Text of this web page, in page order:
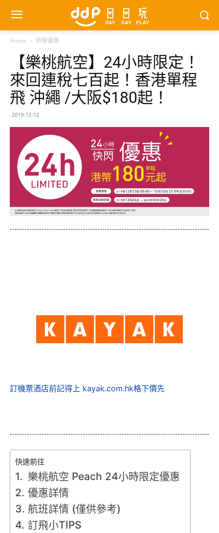
Home 熱爆優惠
【樂桃航空】24小時限定！
來回連稅七百起！香港單程
飛 沖繩 /大阪$180起！
2019-12-12
訂機票酒店前記得上 kayak.com.hk格下價先
快速前往
樂桃航空 Peach 24小時限定優惠
優惠詳情
航班詳情 (僅供參考)
訂飛小TIPS